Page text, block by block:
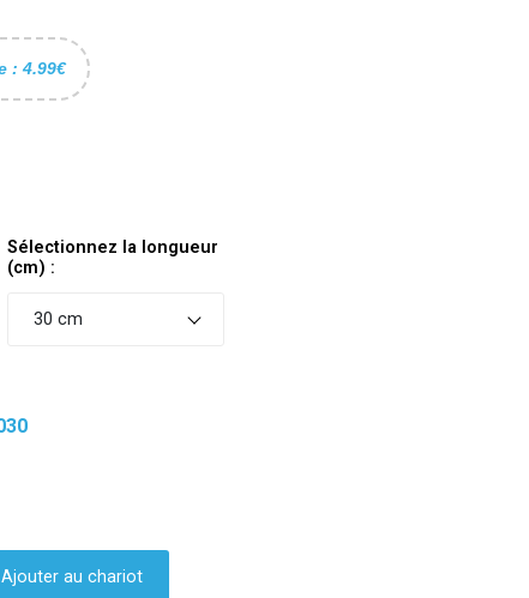
: 4.99€
Sélectionnez la longueur
(cm) :
30 cm
Ajouter au chariot